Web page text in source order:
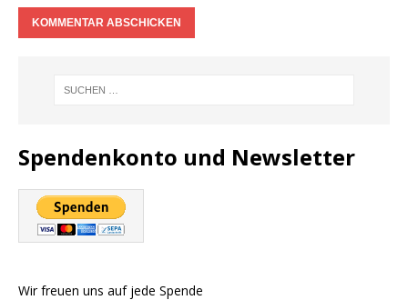
Spendenkonto und Newsletter
Wir freuen uns auf jede Spende